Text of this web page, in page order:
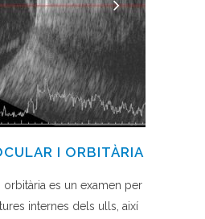
I ORBITÀRIA
orbitària es un examen per
internes dels ulls, així